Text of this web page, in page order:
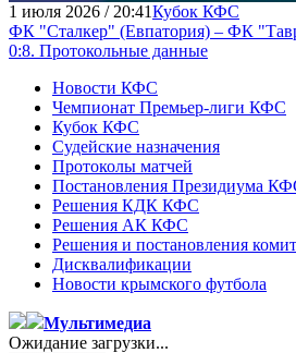
1 июля 2026 / 20:41Кубок КФС
ФК "Сталкер" (Евпатория) – ФК
0:8. Протокольные данные
Новости КФС
Чемпионат Премьер-лиги КФС
Кубок КФС
Судейские назначения
Протоколы матчей
Постановления Президиума
Решения КДК КФС
Решения АК КФС
Решения и постановления
Дисквалификации
Новости крымского футбола
Мультимедиа
Ожидание загрузки...